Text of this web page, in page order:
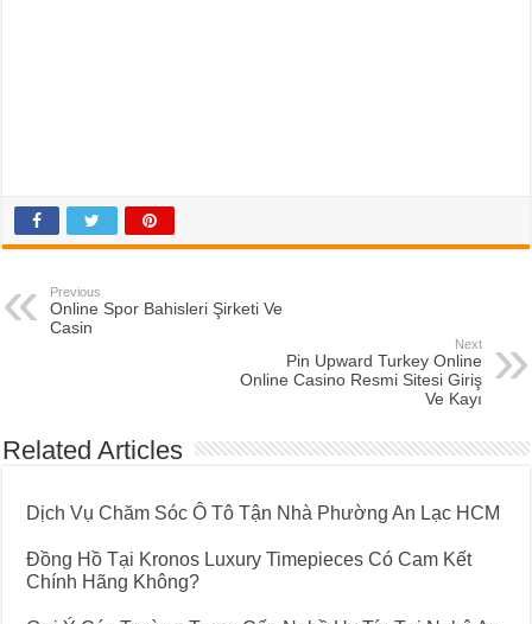
Previous
Online Spor Bahisleri Şirketi Ve
Casin
Next
Pin Upward Turkey Online
Online Casino Resmi Sitesi Giriş
Ve Kayı
Related Articles
Dịch Vụ Chăm Sóc Ô Tô Tận Nhà Phường An Lạc HCM
Đồng Hồ Tại Kronos Luxury Timepieces Có Cam Kết
Chính Hãng Không?